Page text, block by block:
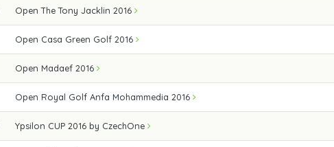
Open The Tony Jacklin 2016
Open Casa Green Golf 2016
Open Madaef 2016
Open Royal Golf Anfa Mohammedia 2016
Ypsilon CUP 2016 by CzechOne